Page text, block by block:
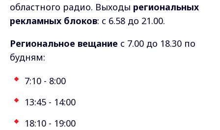
областного радио. Выходы региональных
рекламных блоков: с 6.58 до 21.00.
Региональное вещание с 7.00 до 18.30 по
будням:
7:10 - 8:00
13:45 - 14:00
18:10 - 19:00